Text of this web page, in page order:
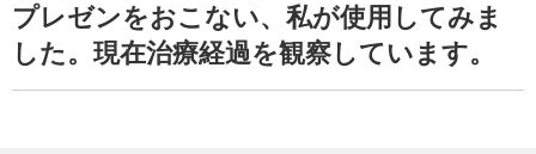
プレゼンをおこない、私が使用してみま
した。現在治療経過を観察しています。